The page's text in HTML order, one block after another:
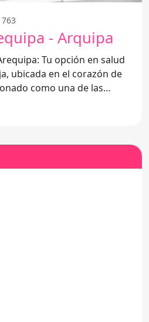
- Arquipa
Tu opción en salud
ubicada en el corazón de
como una de las